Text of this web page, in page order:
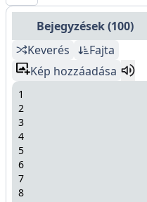
Bejegyzések(100)
Keverés
Fajta
Kép hozzáadása
1
2
3
4
5
6
7
8